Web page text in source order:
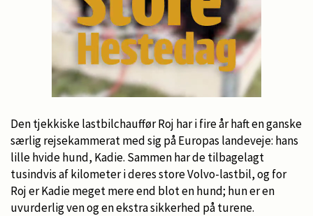
Den tjekkiske lastbilchauffør Roj har i fire år haft en ganske
særlig rejsekammerat med sig på Europas landeveje: hans
lille hvide hund, Kadie. Sammen har de tilbagelagt
tusindvis af kilometer i deres store Volvo-lastbil, og for
Roj er Kadie meget mere end blot en hund; hun er en
uvurderlig ven og en ekstra sikkerhed på turene.